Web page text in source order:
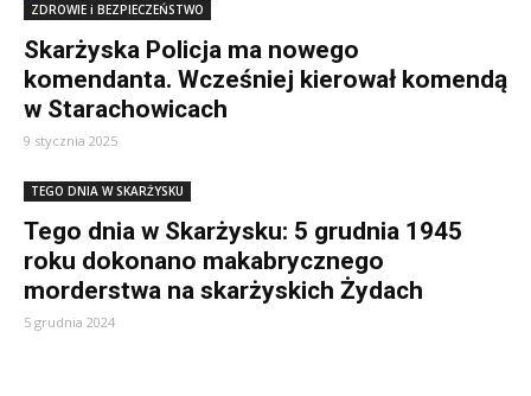
ZDROWIE i BEZPIECZEŃSTWO
Skarżyska Policja ma nowego
komendanta. Wcześniej kierował komendą
w Starachowicach
9 stycznia 2025
TEGO DNIA W SKARŻYSKU
Tego dnia w Skarżysku: 5 grudnia 1945
roku dokonano makabrycznego
morderstwa na skarżyskich Żydach
5 grudnia 2024